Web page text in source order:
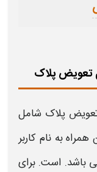
تعویض پلاک
پلاک شامل
به نام کاربر
باشد. است. برای